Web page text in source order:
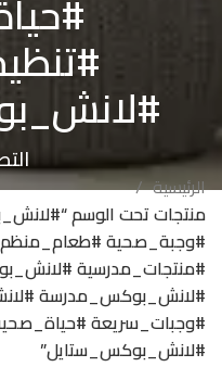
الرئيسية
منتجات تحت الوسم
#منتجات_مدرسية
#لانش_بوكس_مدرسة
#وجبات_سريعة
#لانش_بوكس_ستايل”